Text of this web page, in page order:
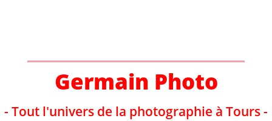
Germain Photo
- Tout l'univers de la photographie à Tours -